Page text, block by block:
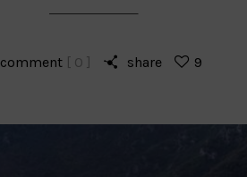
comment [ 0 ] share 9